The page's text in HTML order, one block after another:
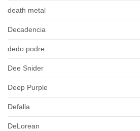
death metal
Decadencia
dedo podre
Dee Snider
Deep Purple
Defalla
DeLorean